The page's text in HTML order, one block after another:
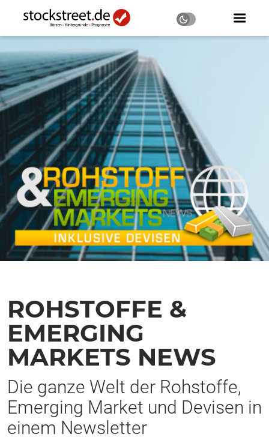
ROHSTOFFE &
EMERGING
MARKETS NEWS
Die ganze Welt der Rohstoffe,
Emerging Market und Devisen in
einem Newsletter